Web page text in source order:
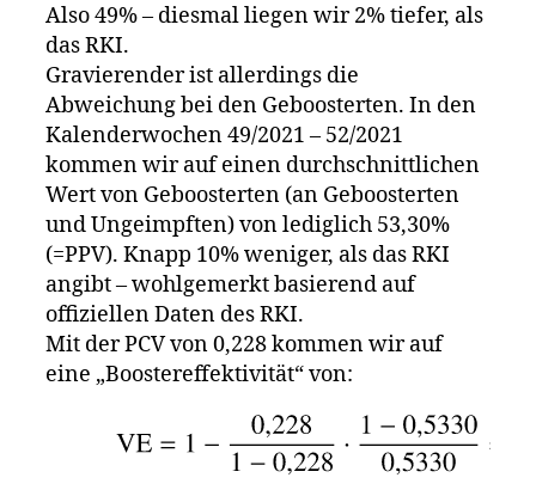
Also 49% – diesmal liegen wir 2% tiefer, als
das RKI.
Gravierender ist allerdings die
Abweichung bei den Geboosterten. In den
Kalenderwochen 49/2021 – 52/2021
kommen wir auf einen durchschnittlichen
Wert von Geboosterten (an Geboosterten
und Ungeimpften) von lediglich 53,30%
(=PPV). Knapp 10% weniger, als das RKI
angibt – wohlgemerkt basierend auf
offiziellen Daten des RKI.
Mit der PCV von 0,228 kommen wir auf
eine „Boostereffektivität“ von: